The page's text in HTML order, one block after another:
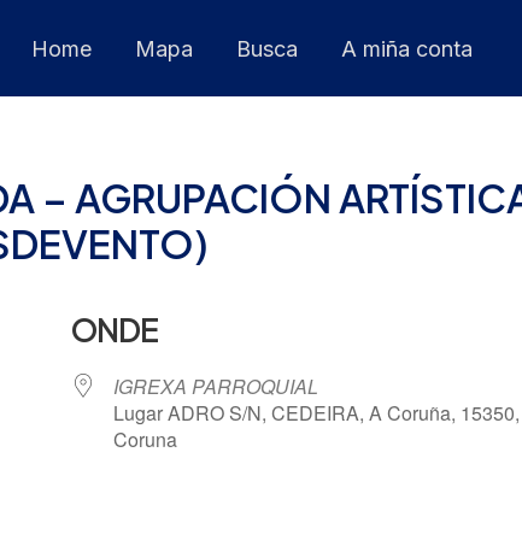
Home Mapa Busca A miña conta
– AGRUPACIÓN
ONDE
IGREXA PARROQUIAL
Lugar ADRO S/N, CEDEIRA, A Coruña,
Coruna